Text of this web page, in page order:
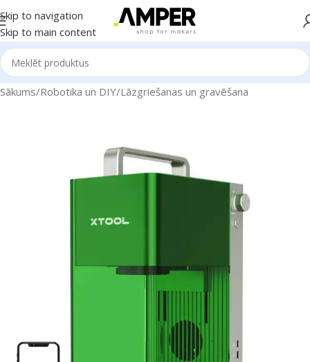
Skip to navigation
Skip to main content
Sākums/Robotika un DIY/Lāzgriešanas un gravēšana